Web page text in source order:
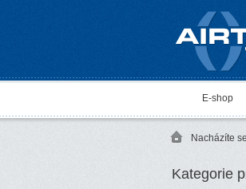
AIRTEX
E-shop
Nacházíte
Kategorie